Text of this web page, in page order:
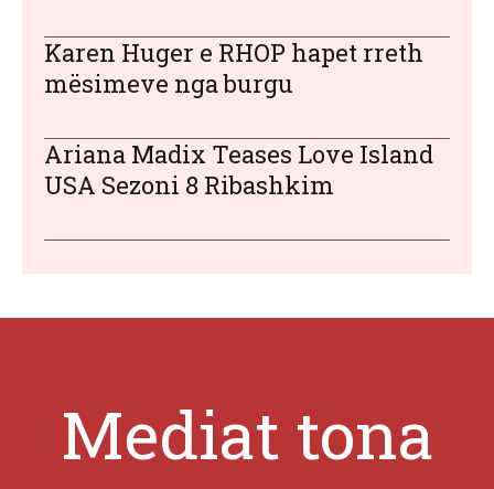
Karen Huger e RHOP hapet rreth
mësimeve nga burgu
Ariana Madix Teases Love Island
USA Sezoni 8 Ribashkim
Mediat tona